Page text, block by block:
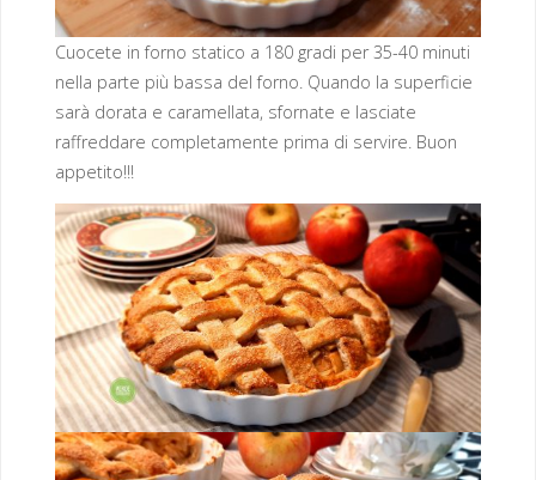
Cuocete in forno statico a 180 gradi per 35-40 minuti
nella parte più bassa del forno. Quando la superficie
sarà dorata e caramellata, sfornate e lasciate
raffreddare completamente prima di servire. Buon
appetito!!!